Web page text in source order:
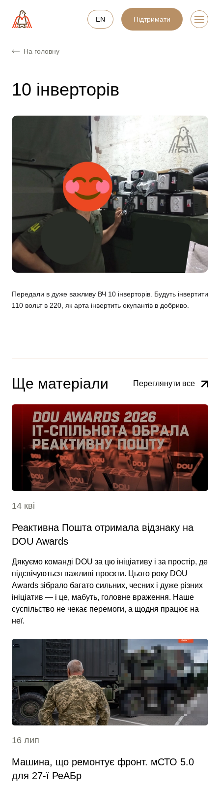
EN Підтримати
На головну
10 інверторів
Передали в дуже важливу ВЧ 10 інверторів. Будуть інвертити
110 вольт в 220, як арта інвертить окупантів в добриво.
Ще матеріали Переглянути все
14 кві
Реактивна Пошта отримала відзнаку на
DOU Awards
Дякуємо команді DOU за цю ініціативу і за простір, де
підсвічуються важливі проєкти. Цього року DOU
Awards зібрало багато сильних, чесних і дуже різних
ініціатив — і це, мабуть, головне враження. Наше
суспільство не чекає перемоги, а щодня працює на
неї.
16 лип
Машина, що ремонтує фронт. мСТО 5.0
для 27-ї РеАБр